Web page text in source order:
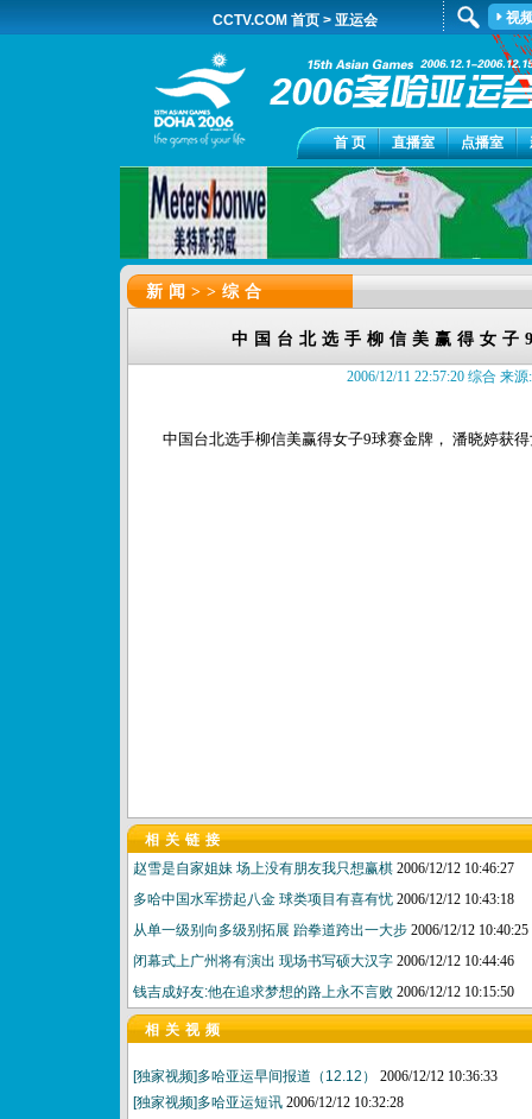
CCTV.COM 首页 > 亚运会 视
首 页 直播室 点播室
新闻>>综合
中国台北选手柳信美赢得女子
2006/12/11 22:57:20 综合 来源
中国台北选手柳信美赢得女子9球赛金牌， 潘晓婷获
相关链接
赵雪是自家姐妹 场上没有朋友我只想赢棋 2006/12/12 10:46:27
多哈中国水军捞起八金 球类项目有喜有忧 2006/12/12 10:43:18
从单一级别向多级别拓展 跆拳道跨出一大步 2006/12/12 10:40:25
闭幕式上广州将有演出 现场书写硕大汉字 2006/12/12 10:44:46
钱吉成好友:他在追求梦想的路上永不言败 2006/12/12 10:15:50
相关视频
[独家视频]多哈亚运早间报道（12.12） 2006/12/12 10:36:33
[独家视频]多哈亚运短讯 2006/12/12 10:32:28